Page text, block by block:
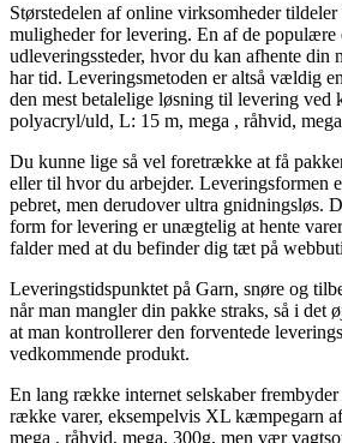
Størstedelen af online virksomheder
muligheder for levering. En af de populære
udleveringssteder, hvor du kan afhente din
har tid. Leveringsmetoden er altså vældig
den mest betalelige løsning til levering
polyacryl/uld, L: 15 m, mega , råhvid,
Du kunne lige så vel foretrække at få
eller til hvor du arbejder. Leveringsformen
pebret, men derudover ultra gnidningsløs.
form for levering er unægtelig at hente
falder med at du befinder dig tæt på
Leveringstidspunktet på Garn, snøre og
når man mangler din pakke straks, så i det
at man kontrollerer den forventede
vedkommende produkt.
En lang række internet selskaber frembyder
række varer, eksempelvis XL kæmpegarn
mega , råhvid, mega, 300g, men vær